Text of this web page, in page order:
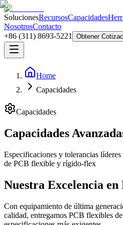
SolucionesRecursosCapacidades
NosotrosContacto
+86 (311) 8693-5221
Obtener
Home
Capacidades
Capacidades
Capacidades
Especificaciones y tolerancias
de PCB flexible y rígido-flex
Nuestra Excelencia
Con equipamiento de última
calidad, entregamos PCB flexibles